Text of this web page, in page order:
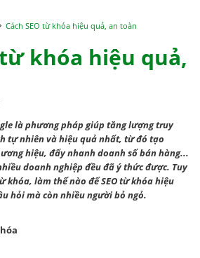
Cách SEO từ khóa hiệu quả, an toàn
từ khóa hiệu quả,
là phương pháp giúp tăng lượng truy
tự nhiên và hiệu quả nhất, từ đó tạo
hiệu, đẩy nhanh doanh số bán hàng...
doanh nghiệp đều đã ý thức được. Tuy
khóa, làm thế nào để SEO từ khóa hiệu
hỏi mà còn nhiều người bỏ ngỏ.